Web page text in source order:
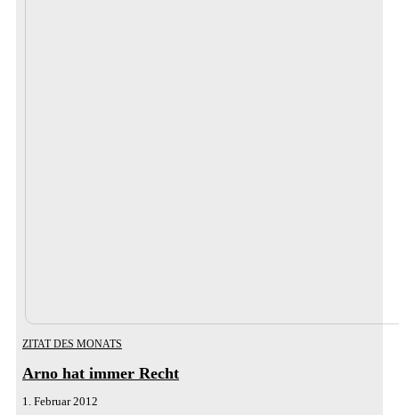
ZITAT DES MONATS
Arno hat immer Recht
1. Februar 2012